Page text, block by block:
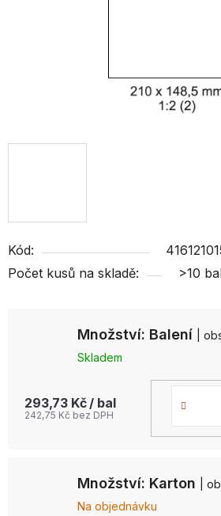
Množství: Balení
|
Skladem
293,73 Kč / bal
242,75 Kč bez DPH
Množství: Karton
|
Na objednávku
Kód:
Počet kusů na skladě:
>10